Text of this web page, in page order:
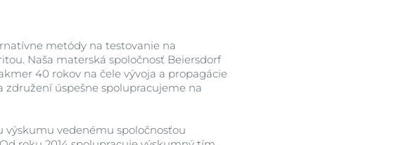
metódy na testovanie na
Naša materská spoločnosť Beiersdorf
40 rokov na čele vývoja a propagácie
úspešne spolupracujeme na
výskumu vedenému spoločnosťou